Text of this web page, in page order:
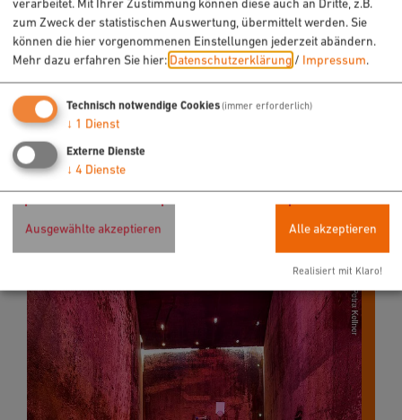
verarbeitet. Mit Ihrer Zustimmung können diese auch an Dritte, z.B.
zum Zweck der statistischen Auswertung, übermittelt werden. Sie
können die hier vorgenommenen Einstellungen jederzeit abändern.
Mehr dazu erfahren Sie hier:Datenschutzerklärung / Impressum.
Technisch notwendige Cookies(immer erforderlich)
↓ 1 Dienst
Externe Dienste
↓ 4 Dienste
Ausgewählte akzeptieren Alle akzeptieren
Realisiert mit Klaro!